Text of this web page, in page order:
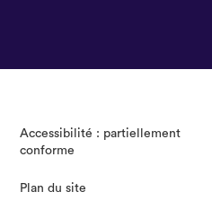
Accessibilité : partiellement
conforme
Plan du site